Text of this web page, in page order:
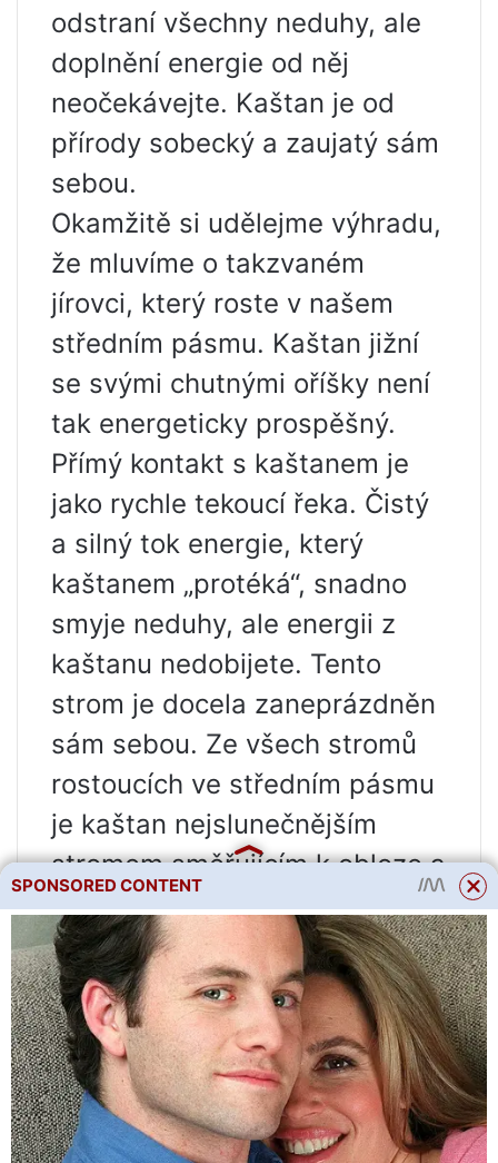
odstraní všechny neduhy, ale
doplnění energie od něj
neočekávejte. Kaštan je od
přírody sobecký a zaujatý sám
sebou.
Okamžitě si udělejme výhradu,
že mluvíme o takzvaném
jírovci, který roste v našem
středním pásmu. Kaštan jižní
se svými chutnými oříšky není
tak energeticky prospěšný.
Přímý kontakt s kaštanem je
jako rychle tekoucí řeka. Čistý
a silný tok energie, který
kaštanem „protéká“, snadno
smyje neduhy, ale energii z
kaštanu nedobijete. Tento
strom je docela zaneprázdněn
sám sebou. Ze všech stromů
rostoucích ve středním pásmu
je kaštan nejslunečnějším
stromem směřujícím k obloze a
teplu.
SPONSORED CONTENT